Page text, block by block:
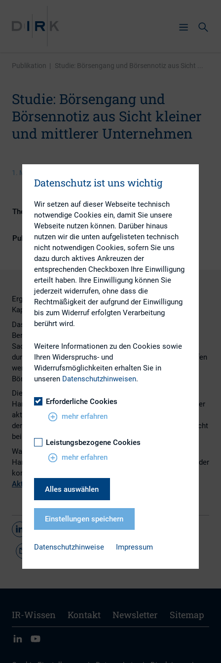
Publikation | Studie: Börsengang und Börsennotiz aus Sicht ...
Studie: Börsengang und
Börsennotiz aus Sicht kleiner
und mittlerer Unternehmen
1. März 2018
Themengebiete
Berichterstattung, Investoren, IR-
Kompetenz, Kapitalmarktrecht
Publikationsform
Externe Publikationen
Ergebnisse einer Umfrage bei KMUs und
Kapitalmarktexperten
Das Deutsche Aktieninstitut hat in Kooperation mit
Berenberg, Deutsche Bank, Deutsche Börse und Goldman
Sachs eine Umfrage bei KMUs und Kapitalmarktexperten
durchgeführt, um aufzuzeigen, welche Maßnahmen ergriffen
werden müssen, um die Rahmenbedingungen von
Börsengängen in Deutschland zu erleichtern.
Die Studie zeigt, dass hier auf mehreren Ebenen
Handlungsbedarf besteht und gerade auch der Gesetzgeber
aktiv werden muss. Der DIRK unterstützt diese Initiative,
denn Deutschland ist immer noch international Schlusslicht
bei der Anzahl der Börsengänge.
Was die aktuellen Probleme sind und welche konkreten
Handlungsempfehlungen formuliert werden, finden Sie in der
kompletten
Aktieninstituts
Teilen
IR-Wissen Kontakt Newsletter Sitemap
Datenschutz ist uns wichtig
Wir setzen auf dieser Webseite technisch
notwendige Cookies ein, damit Sie unsere
Webseite nutzen können. Darüber hinaus
nutzen wir die unten aufgelisteten technisch
nicht notwendigen Cookies, sofern Sie uns
dazu durch aktives Ankreuzen der
entsprechenden Checkboxen Ihre Einwilligung
erteilt haben. Ihre Einwilligung können Sie
jederzeit widerrufen, ohne dass die
Rechtmäßigkeit der aufgrund der Einwilligung
bis zum Widerruf erfolgten Verarbeitung
berührt wird.
Weitere Informationen zu den Cookies sowie
Ihren Widerspruchs- und
Widerrufsmöglichkeiten erhalten Sie in
unseren Datenschutzhinweisen.
Erforderliche Cookies
mehr erfahren
Leistungsbezogene Cookies
mehr erfahren
Alles auswählen
Einstellungen speichern
Datenschutzhinweise Impressum